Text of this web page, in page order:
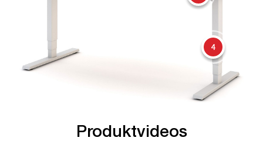
4
Produktvideos